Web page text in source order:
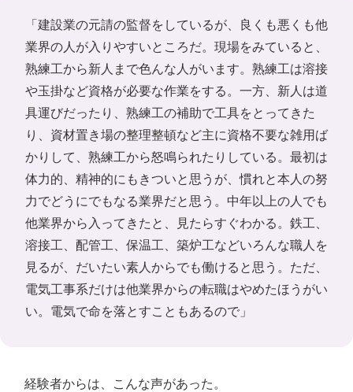
「建設業の元請の監督をしているが、良くも悪くも他
業界の人が入りやすいところだ。現場をみていると、
熟練工から新人まで色んな人がいます。熟練工は溶接
や玉掛など資格が必要な作業をする。一方、新人は道
具運びだったり、熟練工の補助で工具をとってきた
り、資材置き場の整理整頓など主に資格不要な雑用ば
かりして、熟練工から怒鳴られたりしている。最初は
体力的、精神的にもきついと思うが、慣れと本人の努
力でどうにでもなる業界だと思う。中年以上の人でも
他業界から入ってきたと、見たらすぐわかる。鉄工、
溶接工、配管工、保温工、築炉工などいろんな職人を
見るが、だいたい素人からでも働けると思う。ただ、
電気工事系だけは他業界からの転職はやめたほうがい
い。電気で命を落とすこともあるので」
経験者からは、こんな声があった。